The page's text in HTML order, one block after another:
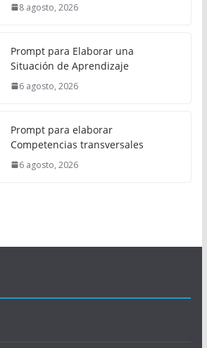
8 agosto, 2026
Prompt para Elaborar una
Situación de Aprendizaje
6 agosto, 2026
Prompt para elaborar
Competencias transversales
6 agosto, 2026